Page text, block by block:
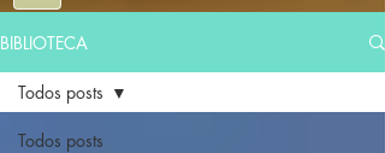
BIBLIOTECA
Todos posts
Todos posts